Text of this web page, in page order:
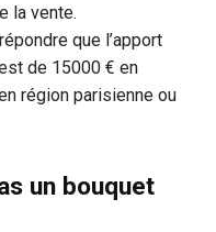
la vente.
que l’apport
de 15000 € en
région parisienne ou
un bouquet